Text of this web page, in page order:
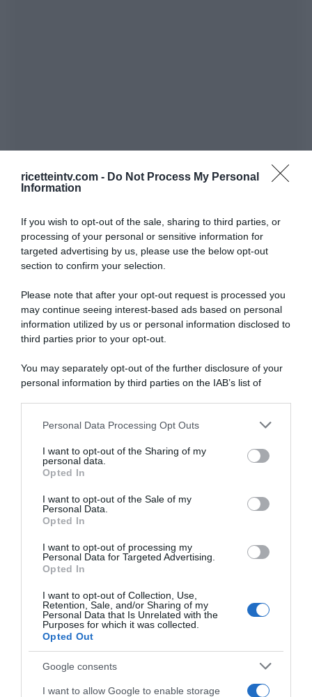
ricetteintv.com - Do Not Process My Personal
Information
If you wish to opt-out of the sale, sharing to third parties, or
processing of your personal or sensitive information for
targeted advertising by us, please use the below opt-out
section to confirm your selection.
Please note that after your opt-out request is processed you
may continue seeing interest-based ads based on personal
information utilized by us or personal information disclosed to
third parties prior to your opt-out.
You may separately opt-out of the further disclosure of your
personal information by third parties on the IAB’s list of
This information may also be disclosed by us to third parties
disclose it to other third parties.
Please note that this website/app uses one or more Google
services and may gather and store information including but
not limited to your visit or usage behaviour. You may click to
grant or deny consent to Google and its third-party tags to
consent section.
Personal Data Processing Opt Outs
I want to opt-out of the Sharing of my
personal data.
Opted In
I want to opt-out of the Sale of my
Personal Data.
Opted In
I want to opt-out of processing my
Personal Data for Targeted Advertising.
Opted In
I want to opt-out of Collection, Use,
Retention, Sale, and/or Sharing of my
Personal Data that Is Unrelated with the
Purposes for which it was collected.
Opted Out
Google consents
I want to allow Google to enable storage
ARTICOLI RECENTI
“A tavola con Csaba”: chelsea buns
Giusina Battaglia
“Giusina in cucina”: biscotti da inzuppo di Giusina Battaglia
“In cucina con Imma e Matteo”: tortino al cioccolato
“Camper”: semifreddo di yogurt e crumble